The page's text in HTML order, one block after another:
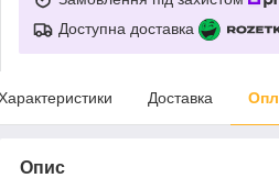
Доступна доставка
Доставка
Опис